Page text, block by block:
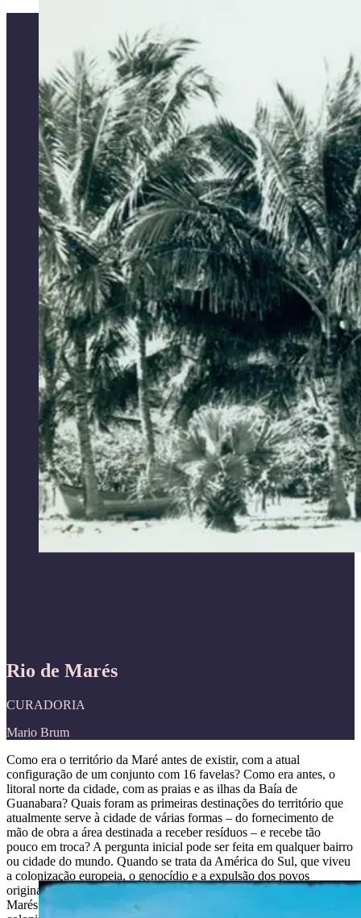
Rio de Marés
CURADORIA
Mario Brum
Como era o território da Maré antes de existir, com a atual
configuração de um conjunto com 16 favelas? Como era antes, o
litoral norte da cidade, com as praias e as ilhas da Baía de
Guanabara? Quais foram as primeiras destinações do território que
atualmente serve à cidade de várias formas – do fornecimento de
mão de obra a área destinada a receber resíduos – e recebe tão
pouco em troca? A pergunta inicial pode ser feita em qualquer bairro
ou cidade do mundo. Quando se trata da América do Sul, que viveu
a colonização europeia, o genocídio e a expulsão dos povos
originários, ela adquire ainda mais relevância. A galeria Rio de
Marés aborda o Complexo da Maré desde os primeiros séculos de